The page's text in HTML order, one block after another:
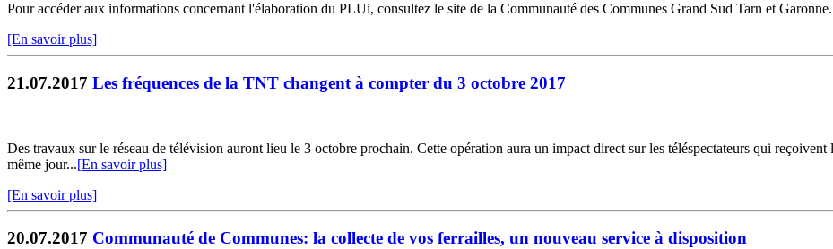
Pour accéder aux informations concernant l'élaboration du PLUi, consultez le site de la Communauté des Communes Grand Sud Tarn et Garonne.
[En savoir plus]
21.07.2017 Les fréquences de la TNT changent à compter du 3 octobre 2017
Des travaux sur le réseau de télévision auront lieu le 3 octobre prochain. Cette opération aura un impact direct sur les téléspectateurs qui
même jour...[En savoir plus]
[En savoir plus]
20.07.2017 Communauté de Communes: la collecte de vos ferrailles, un nouveau service à disposition